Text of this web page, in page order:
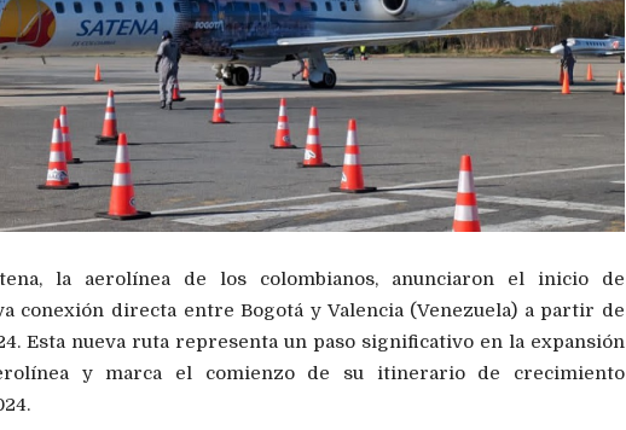
la aerolínea de los colombianos, anunciaron el inicio de
conexión directa entre Bogotá y Valencia (Venezuela) a partir de
Esta nueva ruta representa un paso significativo en la expansión
y marca el comienzo de su itinerario de crecimiento